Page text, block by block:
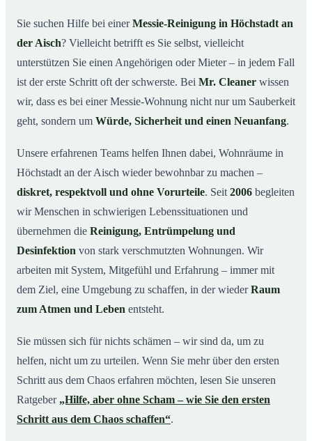
04Ablauf einer Messie-Reinigung
05Ihre Vorteile mit Mr. Cleaner in Höchstadt an der Aisch
06Messie-Hilfe in Höchstadt an der Aisch & Umgebung
Jetzt kostenlose Beratung zur Messie-Reinigung in
Höchstadt an der Aisch
Sie suchen Hilfe bei einerMessie-Reinigung in Höchstadt an
der Aisch? Vielleicht betrifft es Sie selbst, vielleicht
unterstützen Sie einen Angehörigen oder Mieter – in jedem Fall
ist der erste Schritt oft der schwerste. Bei Mr. Cleaner wissen
wir, dass es bei einer Messie-Wohnung nicht nur um Sauberkeit
geht, sondern um Würde, Sicherheit und einen Neuanfang.
Unsere erfahrenen Teams helfen Ihnen dabei, Wohnräume in
Höchstadt an der Aisch wieder bewohnbar zu machen –
diskret, respektvoll und ohne Vorurteile. Seit2006 begleiten
wir Menschen in schwierigen Lebenssituationen und
übernehmen die Reinigung, Entrümpelung und
Desinfektion von stark verschmutzten Wohnungen. Wir
arbeiten mit System, Mitgefühl und Erfahrung – immer mit
dem Ziel, eine Umgebung zu schaffen, in der wiederRaum
zum Atmen und Leben entsteht.
Sie müssen sich für nichts schämen – wir sind da, um zu
helfen, nicht um zu urteilen. Wenn Sie mehr über den ersten
Schritt aus dem Chaos erfahren möchten, lesen Sie unseren
Ratgeber „Hilfe, aber ohne Scham – wie Sie den ersten
Schritt aus dem Chaos schaffen“.